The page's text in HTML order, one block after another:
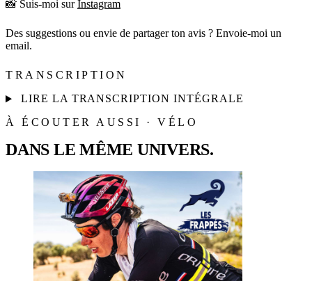
📸 Suis-moi surInstagram
Des suggestions ou envie de partager ton avis ? Envoie-moi un
email.
TRANSCRIPTION
LIRE LA TRANSCRIPTION INTÉGRALE
À ÉCOUTER AUSSI · VÉLO
DANS LE MÊME UNIVERS.